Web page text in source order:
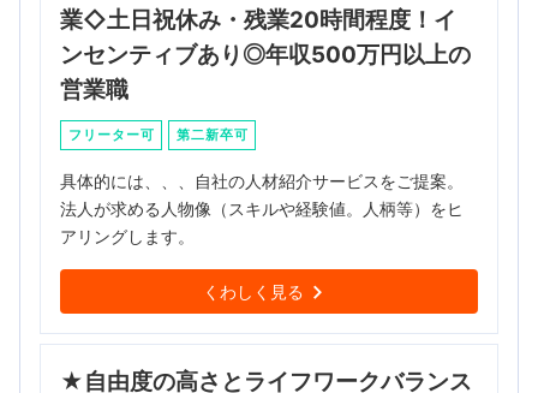
業◇土日祝休み・残業20時間程度！イ
ンセンティブあり◎年収500万円以上の
営業職
フリーター可 第二新卒可
具体的には、、、自社の人材紹介サービスをご提案。
法人が求める人物像（スキルや経験値。人柄等）をヒ
アリングします。
くわしく見る
★自由度の高さとライフワークバランス